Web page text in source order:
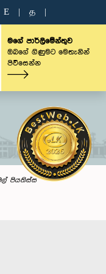
E த
මගේ පාර්ලිමේන්තුව
ඔබගේ ගිණුමට මෙතැනින්
පිවිසෙන්න
පියතිස්ස